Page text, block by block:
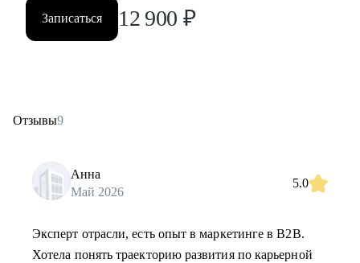
Записаться 12 900 ₽
Отзывы9
Анна
Май 2026
5.0
Эксперт отрасли, есть опыт в маркетинге в B2B.
Хотела понять траекторию развития по карьерной